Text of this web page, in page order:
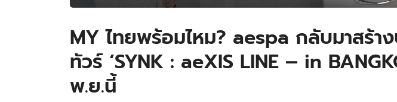
MY ไทยพร้อมไหม? aespa กลับมาสร้า
ทัวร์ ‘SYNK : aeXIS LINE – in
พ.ย.นี้